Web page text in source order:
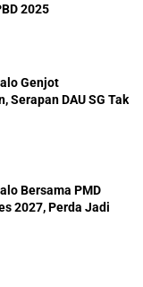
2025
Genjot
Serapan DAU SG Tak
Bersama PMD
2027, Perda Jadi